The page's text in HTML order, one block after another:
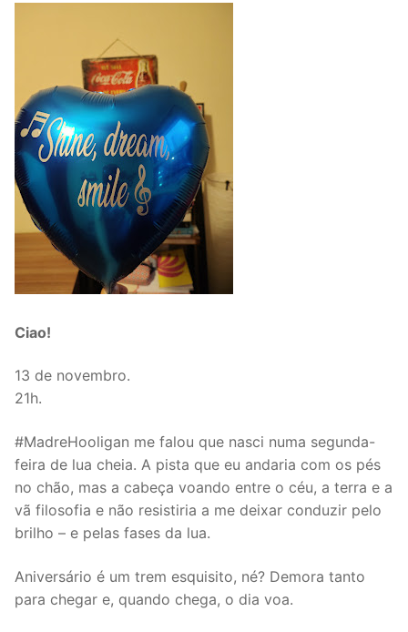
Ciao!
13 de novembro.
21h.
#MadreHooligan me falou que nasci numa segunda-
feira de lua cheia. A pista que eu andaria com os pés
no chão, mas a cabeça voando entre o céu, a terra e a
vã filosofia e não resistiria a me deixar conduzir pelo
brilho – e pelas fases da lua.
Aniversário é um trem esquisito, né? Demora tanto
para chegar e, quando chega, o dia voa.